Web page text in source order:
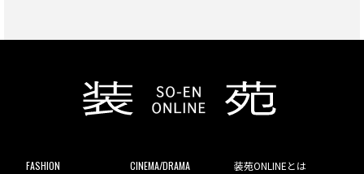
FASHION CINEMA/DRAMA 装苑ONLINEとは